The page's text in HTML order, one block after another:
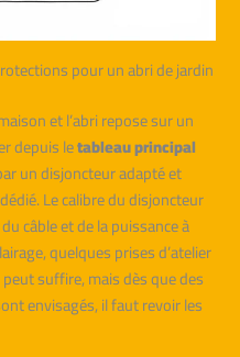
pour un abri de jardin
et l’abri repose sur un
depuis letableau principal
un disjoncteur adapté et
Le calibre du disjoncteur
câble et de la puissance à
quelques prises d’atelier
suffire, mais dès que des
envisagés, il faut revoir les